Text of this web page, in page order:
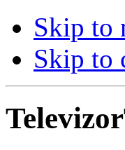
Skip to
Skip to